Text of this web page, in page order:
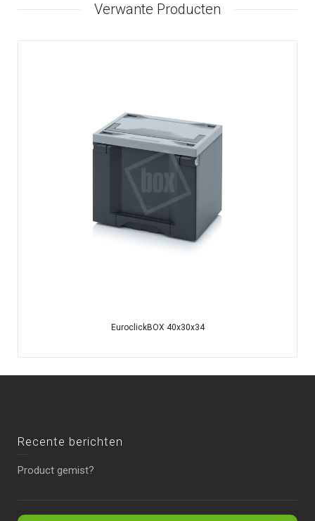
Verwante Producten
EuroclickBOX 40x30x34
Recente berichten
Product gemist?